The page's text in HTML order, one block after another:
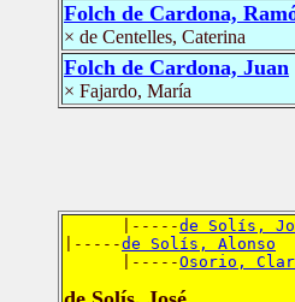
Folch de Cardona,
× de Centelles, Caterina
Folch de Cardona, Juan
× Fajardo, María
      |-----
de Solís,
|-----de Solís, Alonso
      |-----
Osorio,